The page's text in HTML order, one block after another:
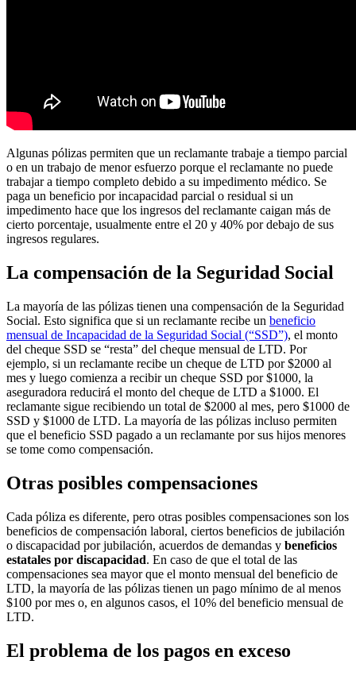
Algunas pólizas permiten que un reclamante trabaje a tiempo parcial
o en un trabajo de menor esfuerzo porque el reclamante no puede
trabajar a tiempo completo debido a su impedimento médico. Se
paga un beneficio por incapacidad parcial o residual si un
impedimento hace que los ingresos del reclamante caigan más de
cierto porcentaje, usualmente entre el 20 y 40% por debajo de sus
ingresos regulares.
La compensación de la Seguridad Social
La mayoría de las pólizas tienen una compensación de la Seguridad
Social. Esto significa que si un reclamante recibe un beneficio
mensual de Incapacidad de la Seguridad Social (“SSD”), el monto
del cheque SSD se “resta” del cheque mensual de LTD. Por
ejemplo, si un reclamante recibe un cheque de LTD por $2000 al
mes y luego comienza a recibir un cheque SSD por $1000, la
aseguradora reducirá el monto del cheque de LTD a $1000. El
reclamante sigue recibiendo un total de $2000 al mes, pero $1000 de
SSD y $1000 de LTD. La mayoría de las pólizas incluso permiten
que el beneficio SSD pagado a un reclamante por sus hijos menores
se tome como compensación.
Otras posibles compensaciones
Cada póliza es diferente, pero otras posibles compensaciones son los
beneficios de compensación laboral, ciertos beneficios de jubilación
o discapacidad por jubilación, acuerdos de demandas y beneficios
estatales por discapacidad. En caso de que el total de las
compensaciones sea mayor que el monto mensual del beneficio de
LTD, la mayoría de las pólizas tienen un pago mínimo de al menos
$100 por mes o, en algunos casos, el 10% del beneficio mensual de
LTD.
El problema de los pagos en exceso